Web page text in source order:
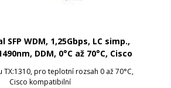
SFP WDM, 1,25Gbps, LC simp.,
DDM, 0°C až 70°C, Cisco
TX:1310, pro teplotní rozsah 0 až 70°C,
Cisco kompatibilní